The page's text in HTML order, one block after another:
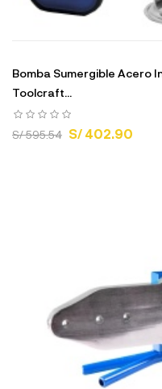
Bomba Sumergible Acero
Toolcraft...
S/ 595.54 S/ 402.90